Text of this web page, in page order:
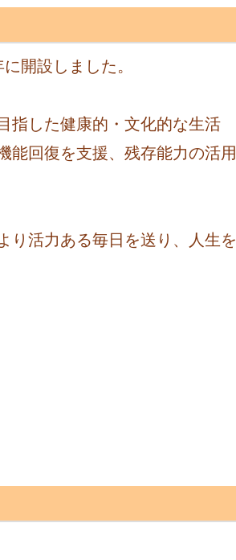
開設しました。
指した健康的・文化的な生活
能回復を支援、残存能力の活
り活力ある毎日を送り、人生